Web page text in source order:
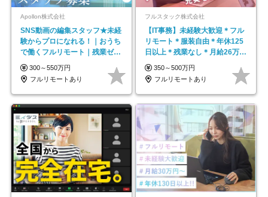
Apollon株式会社
SNS動画の編集スタッフ★未経
験からプロになれる！｜おうち
で働くフルリモート｜残業ゼロ
で18時退勤◎
300～550万円
フルリモートあり
フルスタック株式会社
【IT事務】未経験大歓迎＊フル
リモート＊服装自由＊年休125
日以上＊残業なし＊月給26万円
以上
350～500万円
フルリモートあり